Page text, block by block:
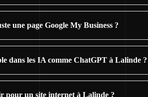
une page Google My Business ?
dans les IA comme ChatGPT à Lalinde ?
pour un site internet à Lalinde ?